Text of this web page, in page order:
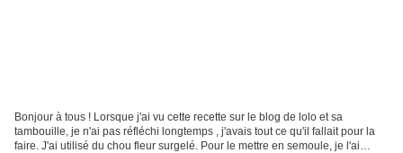
Bonjour à tous ! Lorsque j'ai vu cette recette sur le blog de lolo et sa
tambouille, je n'ai pas réfléchi longtemps , j'avais tout ce qu'il fallait pour la
faire. J'ai utilisé du chou fleur surgelé. Pour le mettre en semoule, je l'ai